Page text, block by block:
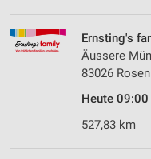
Ernsting's
Äussere
83026
Heute
527,83 km